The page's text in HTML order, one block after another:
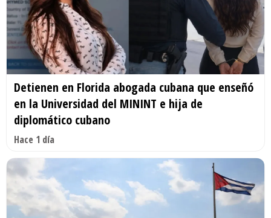
Detienen en Florida abogada cubana que enseñó
en la Universidad del MININT e hija de
diplomático cubano
Hace 1 día